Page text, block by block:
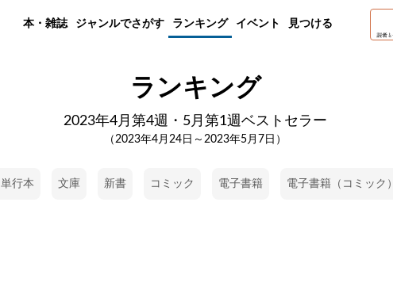
本・雑誌 ジャンルでさがす ランキング イベント 見つける
ランキング
2023年4月第4週・5月第1週ベストセラー
（2023年4月24日～2023年5月7日）
単行本 文庫 新書 コミック 電子書籍 電子書籍（コミック）